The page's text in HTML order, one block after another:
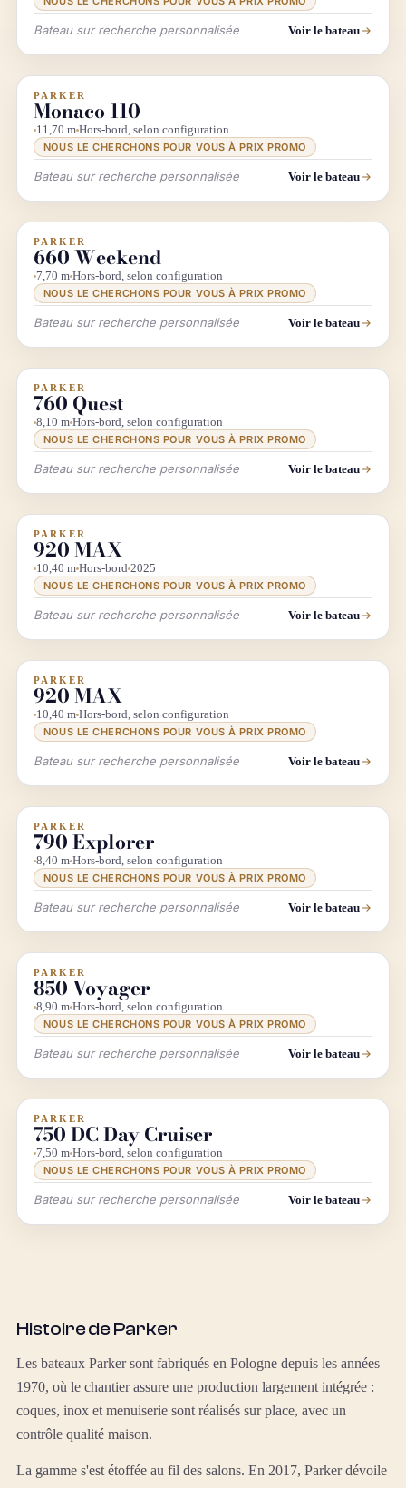
Bateau sur recherche personnalisée Voir le bateau
INFO & RECHERCHE
PARKER
Monaco 110
11,70 m Hors-bord, selon configuration
NOUS LE CHERCHONS POUR VOUS À PRIX PROMO
Bateau sur recherche personnalisée Voir le bateau
INFO & RECHERCHE
PARKER
660 Weekend
7,70 m Hors-bord, selon configuration
NOUS LE CHERCHONS POUR VOUS À PRIX PROMO
Bateau sur recherche personnalisée Voir le bateau
INFO & RECHERCHE
PARKER
760 Quest
8,10 m Hors-bord, selon configuration
NOUS LE CHERCHONS POUR VOUS À PRIX PROMO
Bateau sur recherche personnalisée Voir le bateau
INFO & RECHERCHE
PARKER
920 MAX
10,40 m Hors-bord 2025
NOUS LE CHERCHONS POUR VOUS À PRIX PROMO
Bateau sur recherche personnalisée Voir le bateau
INFO & RECHERCHE
PARKER
920 MAX
10,40 m Hors-bord, selon configuration
NOUS LE CHERCHONS POUR VOUS À PRIX PROMO
Bateau sur recherche personnalisée Voir le bateau
INFO & RECHERCHE
PARKER
790 Explorer
8,40 m Hors-bord, selon configuration
NOUS LE CHERCHONS POUR VOUS À PRIX PROMO
Bateau sur recherche personnalisée Voir le bateau
INFO & RECHERCHE
PARKER
850 Voyager
8,90 m Hors-bord, selon configuration
NOUS LE CHERCHONS POUR VOUS À PRIX PROMO
Bateau sur recherche personnalisée Voir le bateau
INFO & RECHERCHE
PARKER
750 DC Day Cruiser
7,50 m Hors-bord, selon configuration
NOUS LE CHERCHONS POUR VOUS À PRIX PROMO
Bateau sur recherche personnalisée Voir le bateau
Histoire de Parker
Les bateaux Parker sont fabriqués en Pologne depuis les années
1970, où le chantier assure une production largement intégrée :
coques, inox et menuiserie sont réalisés sur place, avec un
contrôle qualité maison.
La gamme s'est étoffée au fil des salons. En 2017, Parker dévoile